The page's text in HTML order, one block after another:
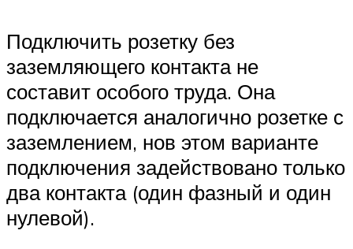
Подключить розетку без
заземляющего контакта не
составит особого труда. Она
подключается аналогично розетке с
заземлением, нов этом варианте
подключения задействовано только
два контакта (один фазный и один
нулевой).